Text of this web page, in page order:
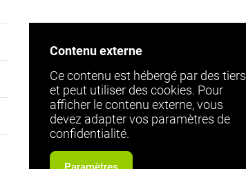
Contenu externe
Ce contenu est hébergé par des tiers
et peut utiliser des cookies. Pour
afficher le contenu externe, vous
devez adapter vos paramètres de
confidentialité.